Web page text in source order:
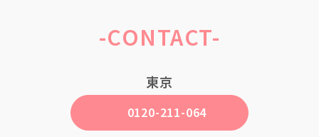
-CONTACT-
東京
0120-211-064